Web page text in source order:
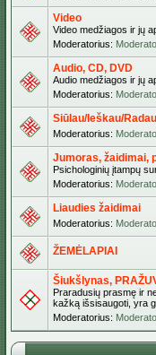
Video
Video medžiagos ir jų
Moderatorius:
Audio, CD, DVD
Audio medžiagos ir jų
Moderatorius:
Siūlau/Ieškau/Radau
Moderatorius:
Jumoras, žaidimai,
Psichologinių įtampų
Moderatorius:
Liaudies žaidimai
Moderatorius:
ŽEMĖLAPIAI
Šiukšlynas,
Praradusių prasmę ir
kažką išsisaugoti, yra
Moderatorius: